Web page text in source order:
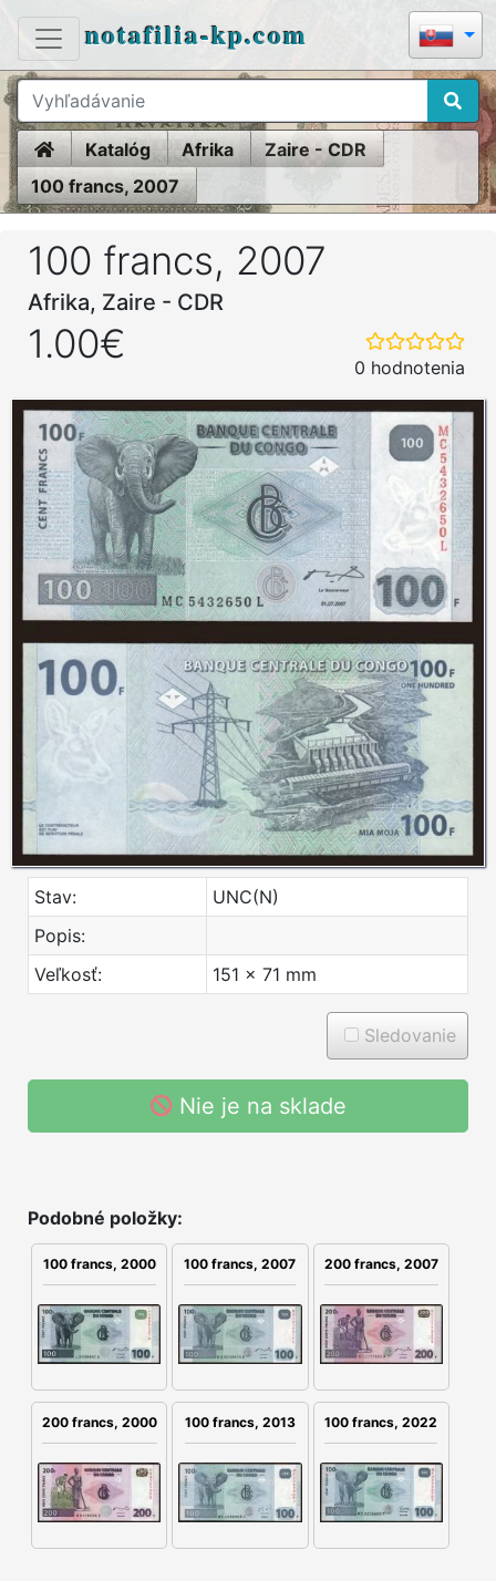
notafilia-kp.com
HomeKatalóg Afrika
Zaire - CDR
100 francs, 2007
100 francs, 2007
Afrika, Zaire - CDR
1.00€
0 hodnotenia
Stav:
UNC(N)
Popis:
Veľkosť:
151 x 71 mm
Sledovanie
Nie je na sklade
Podobné položky:
100 francs, 2000 100 francs, 2007 200 francs, 2007
200 francs, 2000 100 francs, 2013 100 francs, 2022